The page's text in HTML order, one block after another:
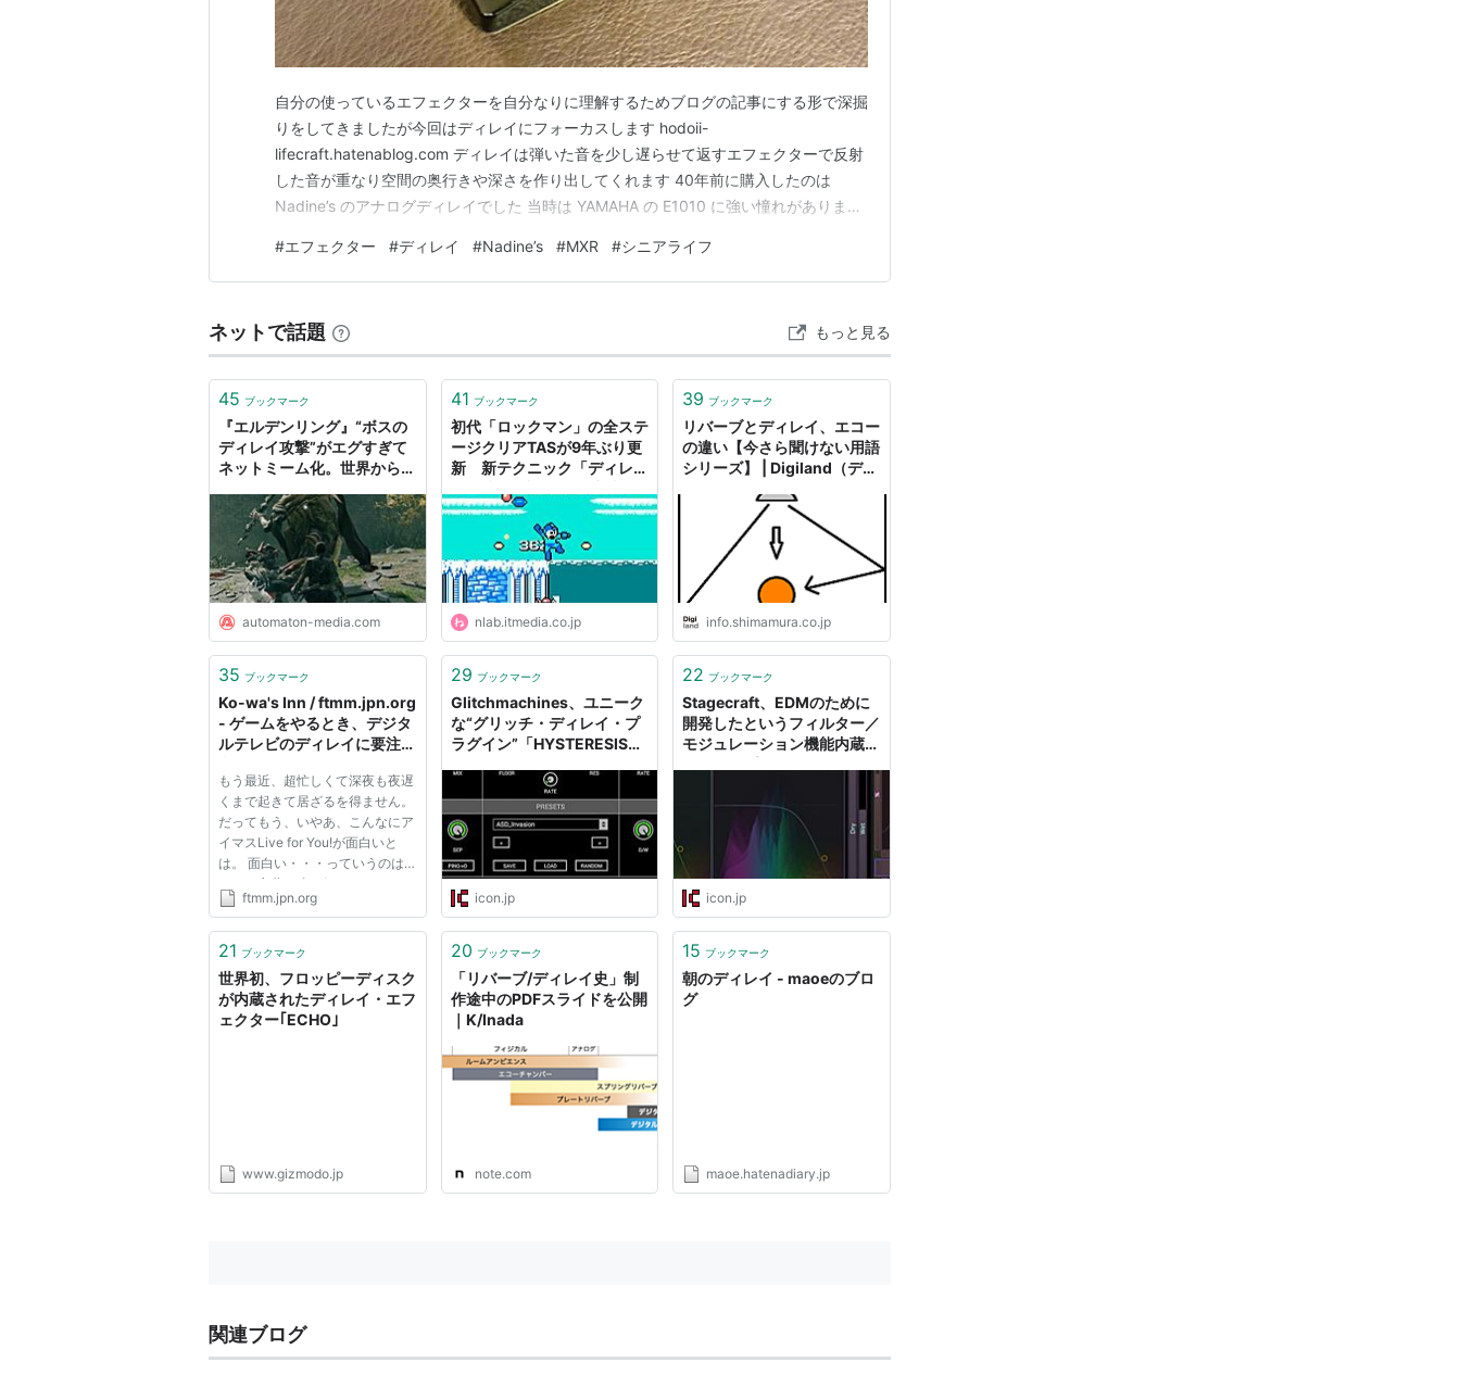
自分の使っているエフェクターを自分なりに理解するためブログの記事にする形で深掘
りをしてきましたが今回はディレイにフォーカスします hodoii-
lifecraft.hatenablog.com ディレイは弾いた音を少し遅らせて返すエフェクターで反射
した音が重なり空間の奥行きや深さを作り出してくれます 40年前に購入したのは
Nadine’s のアナログディレイでした 当時は YAMAHA の E1010 に強い憧れがありまし
を選びました 設定するつまみは TIME /DELAY/ FEEDBACK の３つで…
#エフェクター #ディレイ #Nadine’s #MXR #シニアライフ
ネットで話題 もっと見る
45 ブックマーク
『エルデンリング』“ボスの
ディレイ攻撃”がエグすぎて
ネットミーム化。世界から悲
AUTOMATON
automaton-media.com
41 ブックマーク
初代「ロックマン」の全ステ
ージクリアTASが9年ぶり更
新 新テクニック「ディレイ
が猛威を振るう
nlab.itmedia.co.jp
39 ブックマーク
リバーブとディレイ、エコー
の違い【今さら聞けない用語
シリーズ】 | Digiland（デジ
info.shimamura.co.jp
35 ブックマーク
Ko-wa's Inn / ftmm.jpn.org
- ゲームをやるとき、デジタ
ルテレビのディレイに要注
もう最近、超忙しくて深夜も夜遅
くまで起きて居ざるを得ません。
だってもう、いやあ、こんなにア
イマスLive for You!が面白いと
は。 面白い・・・っていうのは
なんか言葉が違う気がするけど、
歌もキャラも舞台も選び放題で眺
基本的に音ゲー大好き人間なの
よ...
ftmm.jpn.org
29 ブックマーク
Glitchmachines、ユニーク
な“グリッチ・ディレイ・プ
ラグイン”「HYSTERESIS」
Windows対応！
icon.jp
22 ブックマーク
Stagecraft、EDMのために
開発したというフィルター／
モジュレーション機能内蔵デ
icon.jp
21 ブックマーク
世界初、フロッピーディスク
が内蔵されたディレイ・エフ
ェクター｢ECHO｣
www.gizmodo.jp
20 ブックマーク
「リバーブ/ディレイ史」制
作途中のPDFスライドを公開
｜K/Inada
note.com
15 ブックマーク
朝のディレイ - maoeのブロ
グ
maoe.hatenadiary.jp
関連ブログ